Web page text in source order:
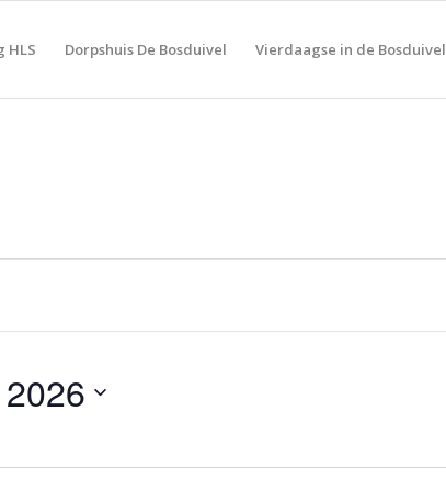
HLS Dorpshuis De Bosduivel Vierdaagse in de Bosduivel